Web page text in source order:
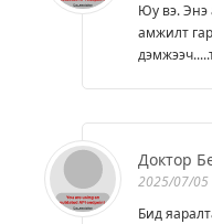
Юу вэ. Энэ
амжилт
Доктор
2025/07/05
Бид